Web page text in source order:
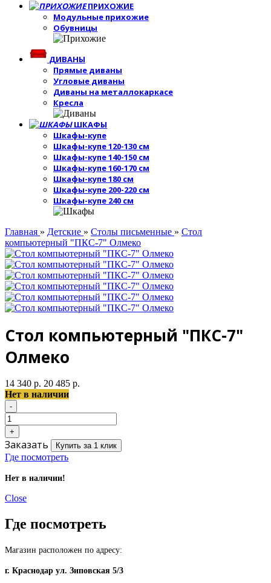
ПРИХОЖИЕ
Модульные прихожие
Обувницы
ДИВАНЫ
Прямые диваны
Угловые диваны
Диваны на металлокаркасе
Кресла
ШКАФЫ
Шкафы-купе
Шкафы-купе 120-130 см
Шкафы-купе 140-150 см
Шкафы-купе 160-170 см
Шкафы-купе 180 см
Шкафы-купе 200-220 см
Шкафы-купе 240 см
Главная » Детские » Столы письменные » Стол
компьютерный "ПКС-7" Олмеко
Стол компьютерный "ПКС-7"
Олмеко
14 340 р. 20 485 р.
Нет в наличии
Заказать Купить за 1 клик
Где посмотреть
Нет в наличии!
Close
Где посмотреть
Магазин расположен по адресу:
г. Краснодар ул. Зиповская 5/3